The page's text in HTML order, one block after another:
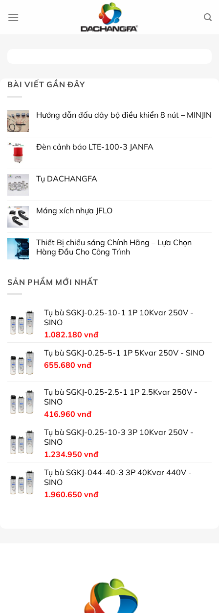
đến
BÀI VIẾT GẦN ĐÂY
Hướng dẫn đấu dây bộ điều khiển 8 nút – MINJIN
Đèn cảnh báo LTE-100-3 JANFA
Tụ DACHANGFA
Máng xích nhựa JFLO
Thiết Bị chiếu sáng Chính Hãng – Lựa Chọn
Hàng Đầu Cho Công Trình
SẢN PHẨM MỚI NHẤT
Tụ bù SGKJ-0.25-10-1 1P 10Kvar 250V -
SINO
1.082.180 vnđ
Tụ bù SGKJ-0.25-5-1 1P 5Kvar 250V - SINO
655.680 vnđ
Tụ bù SGKJ-0.25-2.5-1 1P 2.5Kvar 250V -
SINO
416.960 vnđ
Tụ bù SGKJ-0.25-10-3 3P 10Kvar 250V -
SINO
1.234.950 vnđ
Tụ bù SGKJ-044-40-3 3P 40Kvar 440V -
SINO
1.960.650 vnđ